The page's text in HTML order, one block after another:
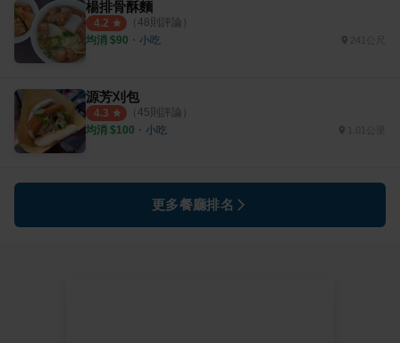
楊排骨酥麵
4.2 （ 48則評論）
均消 $90 ・ 小吃 241公尺
源芳刈包
4.3 （ 45則評論）
均消 $100 ・ 小吃 1.01公里
更多餐廳排名